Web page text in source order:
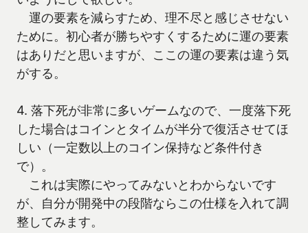
運の要素を減らすため、理不尽と感じさせない
ために。初心者が勝ちやすくするために運の要素
はありだと思いますが、ここの運の要素は違う気
がする。
4. 落下死が非常に多いゲームなので、一度落下死
した場合はコインとタイムが半分で復活させてほ
しい（一定数以上のコイン保持など条件付き
で）。
これは実際にやってみないとわからないです
が、自分が開発中の段階ならこの仕様を入れて調
整してみます。